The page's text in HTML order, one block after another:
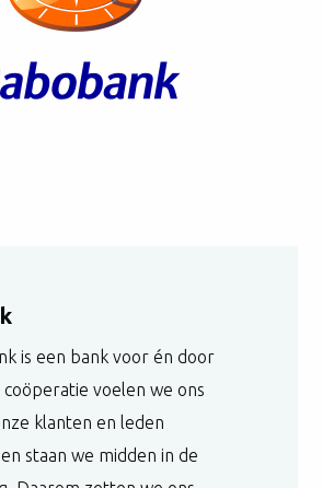
is een bank voor én door
coöperatie voelen we ons
klanten en leden
staan we midden in de